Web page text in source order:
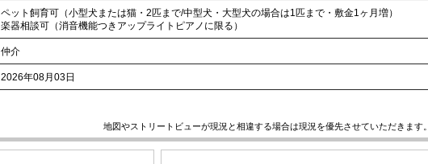
ペット飼育可（小型犬または猫・2匹まで/中型犬・大型犬の場合は1匹まで・敷金1ヶ月増）
楽器相談可（消音機能つきアップライトピアノに限る）
仲介
2026年08月03日
地図やストリートビューが現況と相違する場合は現況を優先させていただきます。